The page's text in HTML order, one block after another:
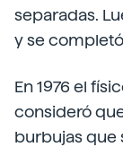
separadas.
y se
En 1976 el
consideró
burbujas que